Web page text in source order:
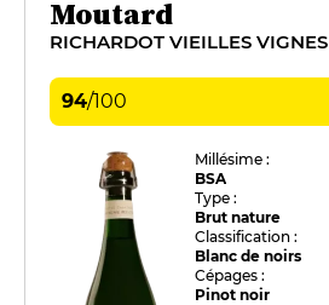
Moutard
RICHARDOT VIEILLES VIGNES
94/100
Millésime :
BSA
Type :
Brut nature
Classification :
Blanc de noirs
Cépages :
Pinot noir